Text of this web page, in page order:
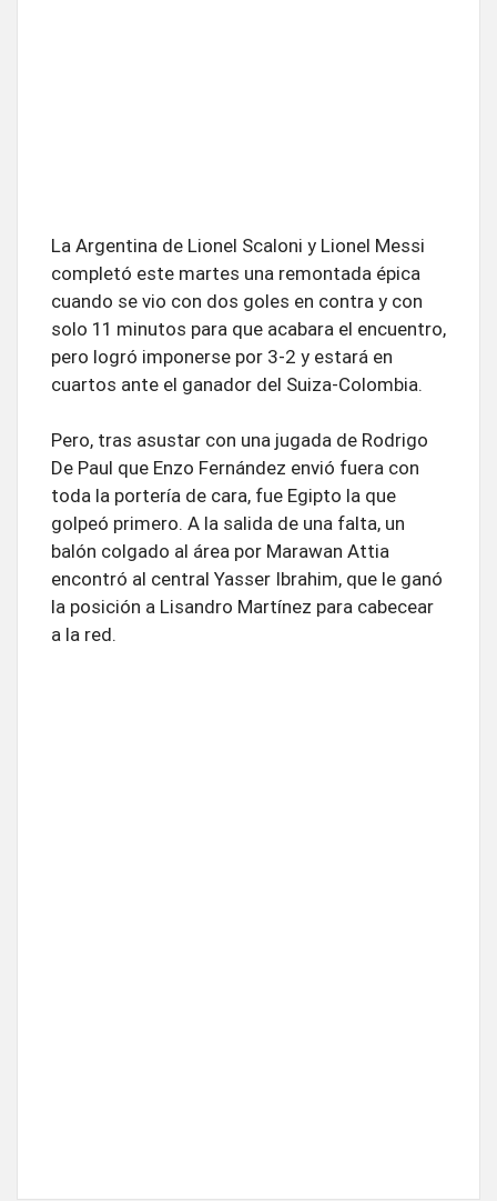
La Argentina de Lionel Scaloni y Lionel Messi
completó este martes una remontada épica
cuando se vio con dos goles en contra y con
solo 11 minutos para que acabara el encuentro,
pero logró imponerse por 3-2 y estará en
cuartos ante el ganador del Suiza-Colombia.
Pero, tras asustar con una jugada de Rodrigo
De Paul que Enzo Fernández envió fuera con
toda la portería de cara, fue Egipto la que
golpeó primero. A la salida de una falta, un
balón colgado al área por Marawan Attia
encontró al central Yasser Ibrahim, que le ganó
la posición a Lisandro Martínez para cabecear
a la red.